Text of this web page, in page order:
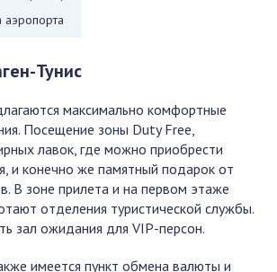
аэропорта
Тунис
максимально комфортные
Посещение зоны Duty Free,
лавок, где можно приобрести
и конечно же памятный подарок от
В зоне прилета и на первом этаже
отделения туристической службы.
зал ожидания для VIP-персон.
имеется пункт обмена валюты и